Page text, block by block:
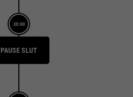
30:00
PAUSE SLUT